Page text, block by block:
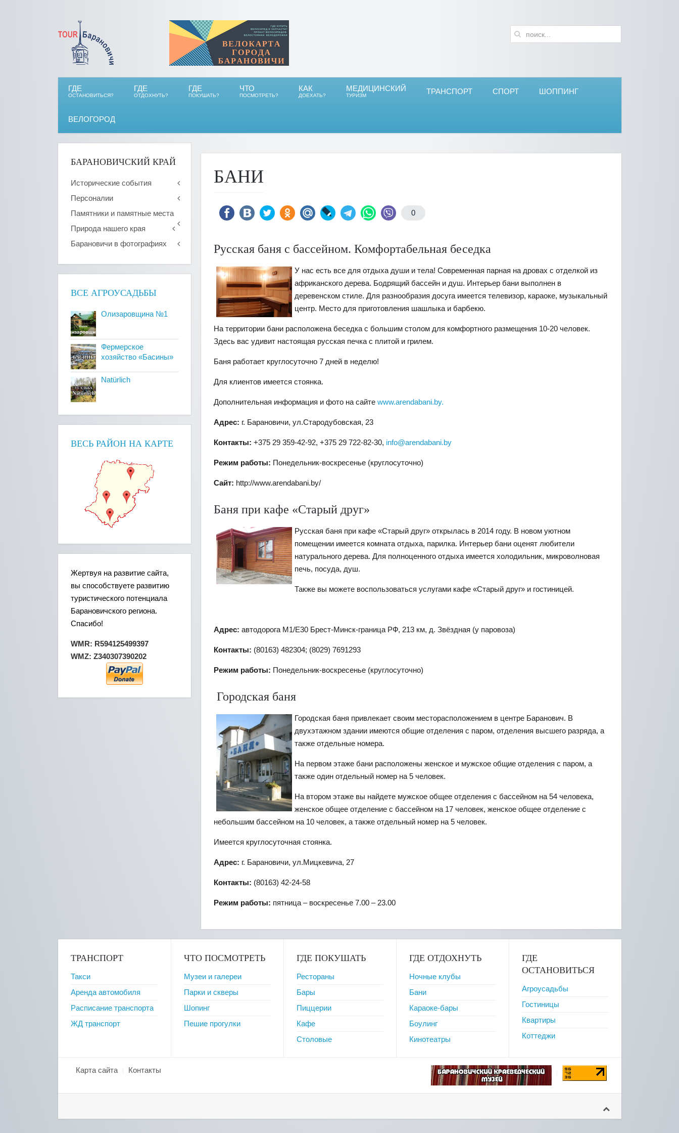
ГДЕ
ОСТАНОВИТЬСЯ?
ГДЕ
ОТДОХНУТЬ?
ГДЕ
ПОКУШАТЬ?
ЧТО
ПОСМОТРЕТЬ?
КАК
ДОЕХАТЬ?
МЕДИЦИНСКИЙ
ТУРИЗМ ТРАНСПОРТ СПОРТ ШОППИНГ
ВЕЛОГОРОД
БАНИ
0
Русская баня с бассейном. Комфортабельная беседка
У нас есть все для отдыха души и тела! Современная парная на дровах с отделкой из
африканского дерева. Бодрящий бассейн и душ. Интерьер бани выполнен в
деревенском стиле. Для разнообразия досуга имеется телевизор, караоке, музыкальный
центр. Место для приготовления шашлыка и барбекю.
На территории бани расположена беседка с большим столом для комфортного размещения 10-20 человек.
Здесь вас удивит настоящая русская печка с плитой и грилем.
Баня работает круглосуточно 7 дней в неделю!
Для клиентов имеется стоянка.
Дополнительная информация и фото на сайтеwww.arendabani.by.
Адрес: г. Барановичи, ул.Стародубовская, 23
Контакты: +375 29 359-42-92, +375 29 722-82-30, info@arendabani.by
Режим работы: Понедельник-воскресенье (круглосуточно)
Сайт: http://www.arendabani.by/
Баня при кафе «Старый друг»
Русская баня при кафе «Старый друг» открылась в 2014 году. В новом уютном
помещении имеется комната отдыха, парилка. Интерьер бани оценят любители
натурального дерева. Для полноценного отдыха имеется холодильник, микроволновая
печь, посуда, душ.
Также вы можете воспользоваться услугами кафе «Старый друг» и гостиницей.
Адрес: автодорога М1/Е30 Брест-Минск-граница РФ, 213 км, д. Звёздная (у паровоза)
Контакты: (80163) 482304; (8029) 7691293
Режим работы: Понедельник-воскресенье (круглосуточно)
Городская баня
Городская баня привлекает своим месторасположением в центре Баранович. В
двухэтажном здании имеются общие отделения с паром, отделения высшего разряда, а
также отдельные номера.
На первом этаже бани расположены женское и мужское общие отделения с паром, а
также один отдельный номер на 5 человек.
На втором этаже вы найдете мужское общее отделения с бассейном на 54 человека,
женское общее отделение с бассейном на 17 человек, женское общее отделение с
небольшим бассейном на 10 человек, а также отдельный номер на 5 человек.
Имеется круглосуточная стоянка.
Адрес: г. Барановичи, ул.Мицкевича, 27
Контакты: (80163) 42-24-58
Режим работы: пятница – воскресенье 7.00 – 23.00
БАРАНОВИЧСКИЙ КРАЙ
Исторические события
Персоналии
Памятники и памятные места
Природа нашего края
Барановичи в фотографиях
ВСЕ АГРОУСАДЬБЫ
Олизаровщина №1
Фермерское
хозяйство «Басины»
Natürlich
ВЕСЬ РАЙОН НА КАРТЕ
Жертвуя на развитие сайта,
вы способствуете развитию
туристического потенциала
Барановичского региона.
Спасибо!
WMR: R594125499397
WMZ: Z340307390202
ТРАНСПОРТ
Такси
Аренда автомобиля
Расписание транспорта
ЖД транспорт
ЧТО ПОСМОТРЕТЬ
Музеи и галереи
Парки и скверы
Шопинг
Пешие прогулки
ГДЕ ПОКУШАТЬ
Рестораны
Бары
Пиццерии
Кафе
Столовые
ГДЕ ОТДОХНУТЬ
Ночные клубы
Бани
Караоке-бары
Боулинг
Кинотеатры
ГДЕ
ОСТАНОВИТЬСЯ
Агроусадьбы
Гостиницы
Квартиры
Коттеджи
Карта сайта Контакты